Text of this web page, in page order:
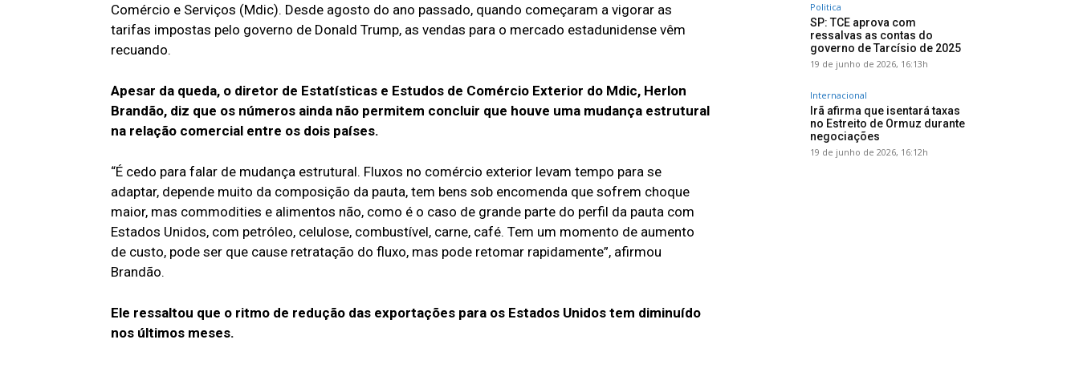
Comércio e Serviços (Mdic). Desde agosto do ano passado, quando começaram a vigorar as
tarifas impostas pelo governo de Donald Trump, as vendas para o mercado estadunidense vêm
recuando.
Apesar da queda, o diretor de Estatísticas e Estudos de Comércio Exterior do Mdic, Herlon
Brandão, diz que os números ainda não permitem concluir que houve uma mudança estrutural
na relação comercial entre os dois países.
“É cedo para falar de mudança estrutural. Fluxos no comércio exterior levam tempo para se
adaptar, depende muito da composição da pauta, tem bens sob encomenda que sofrem choque
maior, mas commodities e alimentos não, como é o caso de grande parte do perfil da pauta com
Estados Unidos, com petróleo, celulose, combustível, carne, café. Tem um momento de aumento
de custo, pode ser que cause retratação do fluxo, mas pode retomar rapidamente”, afirmou
Brandão.
Ele ressaltou que o ritmo de redução das exportações para os Estados Unidos tem diminuído
nos últimos meses.
Politica
SP: TCE aprova com
ressalvas as contas do
governo de Tarcísio de 2025
19 de junho de 2026, 16:13h
Internacional
Irã afirma que isentará taxas
no Estreito de Ormuz durante
negociações
19 de junho de 2026, 16:12h